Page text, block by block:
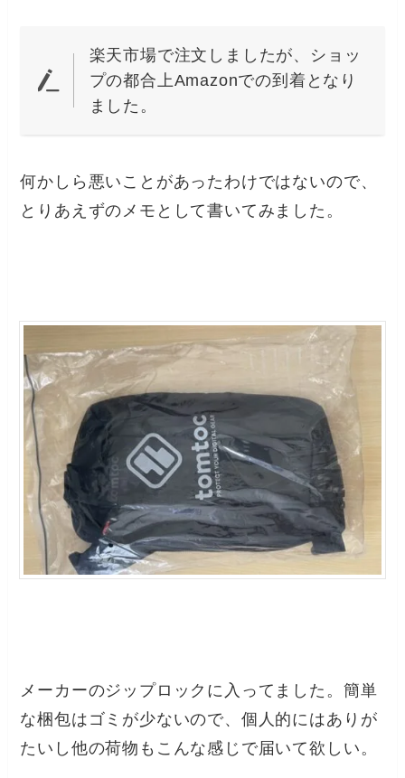
楽天市場で注文しましたが、ショッ
プの都合上Amazonでの到着となり
ました。
何かしら悪いことがあったわけではないので、
とりあえずのメモとして書いてみました。
メーカーのジップロックに入ってました。簡単
な梱包はゴミが少ないので、個人的にはありが
たいし他の荷物もこんな感じで届いて欲しい。